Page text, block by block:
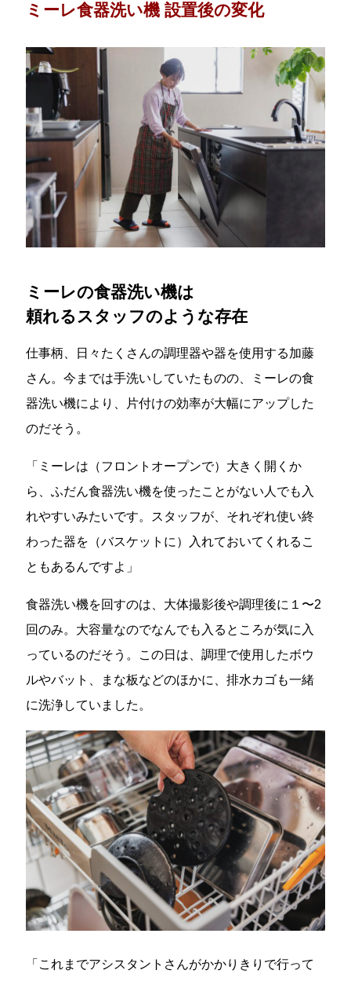
ミーレ食器洗い機 設置後の変化
ミーレの食器洗い機は
頼れるスタッフのような存在
仕事柄、日々たくさんの調理器や器を使用する加藤
さん。今までは手洗いしていたものの、ミーレの食
器洗い機により、片付けの効率が大幅にアップした
のだそう。
「ミーレは（フロントオープンで）大きく開くか
ら、ふだん食器洗い機を使ったことがない人でも入
れやすいみたいです。スタッフが、それぞれ使い終
わった器を（バスケットに）入れておいてくれるこ
ともあるんですよ」
食器洗い機を回すのは、大体撮影後や調理後に１〜2
回のみ。大容量なのでなんでも入るところが気に入
っているのだそう。この日は、調理で使用したボウ
ルやバット、まな板などのほかに、排水カゴも一緒
に洗浄していました。
「これまでアシスタントさんがかかりきりで行って